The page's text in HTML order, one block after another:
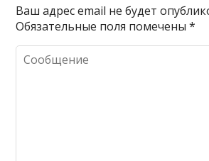
Ваш адрес email не будет
Обязательные поля помечены*